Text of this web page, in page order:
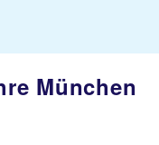
München